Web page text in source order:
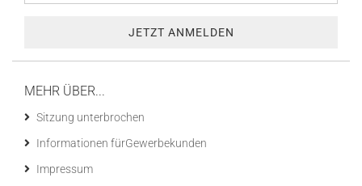
MEHR ÜBER...
Sitzung unterbrochen
Informationen fürGewerbekunden
Impressum